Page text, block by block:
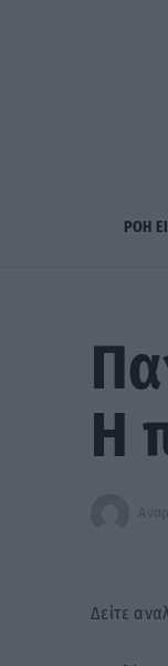
ΡΟΗ
Η
Δείτε